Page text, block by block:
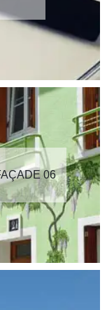
06